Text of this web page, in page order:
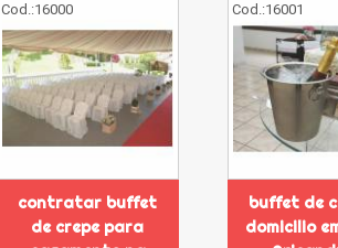
Cod.:16000
contratar buffet
de crepe para
Cod.:16001
buffet de
domicilio